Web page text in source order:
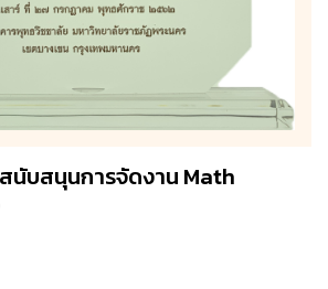
นับสนุนการจัดงาน Math